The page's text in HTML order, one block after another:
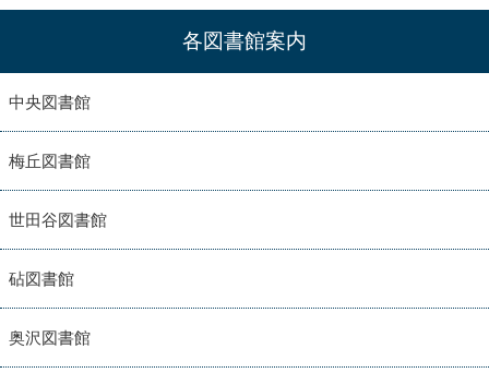
各図書館案内
中央図書館
梅丘図書館
世田谷図書館
砧図書館
奥沢図書館